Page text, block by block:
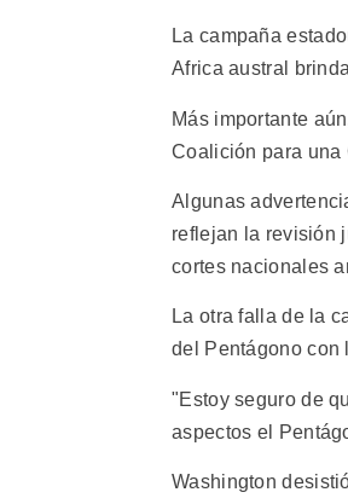
La campaña
Africa austral
Más importante
Coalición para una
Algunas
reflejan la revisión
cortes nacionales
La otra falla de la
del Pentágono con
"Estoy seguro de
aspectos el
Washington